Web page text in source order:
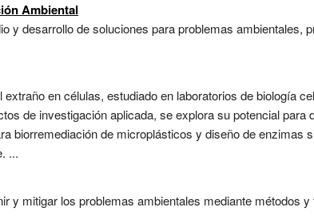
Ambiental
y desarrollo de soluciones para problemas ambientales,
en células, estudiado en laboratorios de biología
de investigación aplicada, se explora su potencial para
biorremediación de microplásticos y diseño de enzimas
...
y mitigar los problemas ambientales mediante métodos